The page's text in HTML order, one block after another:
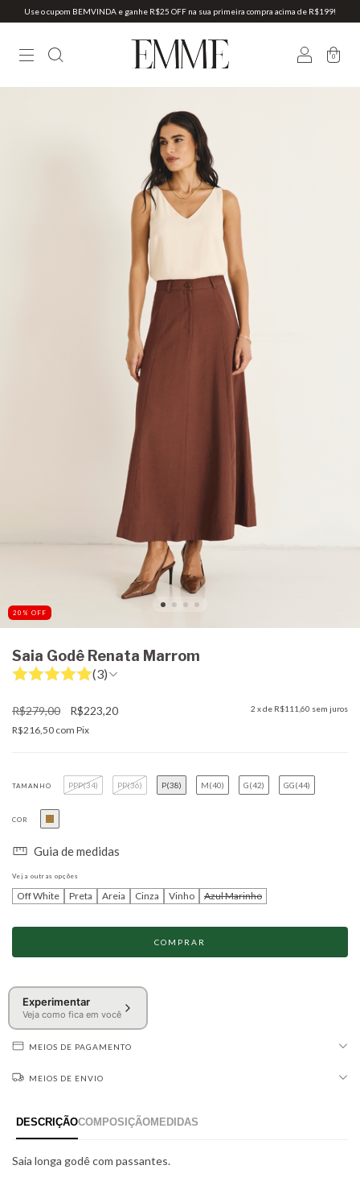
Use o cupom BEMVINDA e ganhe R$25 OFF na sua primeira compra acima de R$199!
0
20 % OFF
Saia Godê Renata Marrom
(3)
R$279,00 R$223,20 2 x de R$111,60 sem juros
R$216,50 com Pix
TAMANHO PPP(34) PP(36) P(38) M(40) G(42) GG(44)
COR
Guia de medidas
Veja outras opções
Off White Preta Areia Cinza Vinho Azul Marinho
Experimentar
Veja como fica em você
MEIOS DE PAGAMENTO
MEIOS DE ENVIO